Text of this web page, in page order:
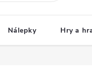
Nálepky Hry a